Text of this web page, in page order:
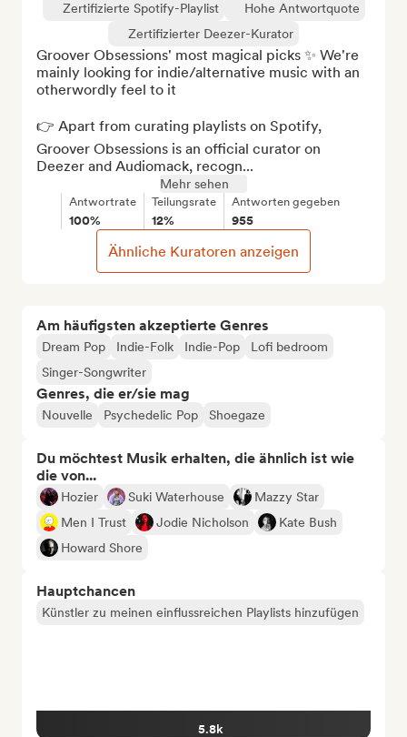
Am häufigsten akzeptierte Genres
Dream Pop Indie-Folk Indie-Pop
Lofi bedroom
Singer-Songwriter
Genres, die er/sie mag
Nouvelle Psychedelic Pop Shoegaze
Du möchtest Musik erhalten, die ähnlich ist wie
die von...
Hozier Suki Waterhouse
Mazzy Star
Men I Trust
Jodie Nicholson
Kate Bush
Howard Shore
Hauptchancen
Künstler zu meinen einflussreichen Playlists hinzufügen
5.8k
Zertifizierte Spotify-Playlist
Hohe Antwortquote
Zertifizierter Deezer-Kurator
Groover Obsessions' most magical picks ✨ We're
mainly looking for indie/alternative music with an
otherwordly feel to it
👉 Apart from curating playlists on Spotify,
Groover Obsessions is an official curator on
Deezer and Audiomack, recogn...
Mehr sehen
Antwortrate
100%
Teilungsrate
12%
Antworten gegeben
955
Ähnliche Kuratoren anzeigen